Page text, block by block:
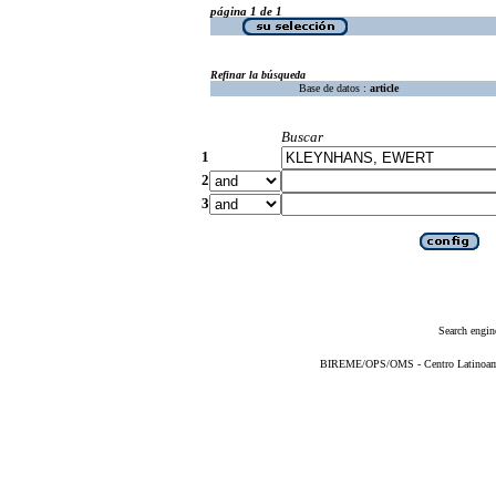
página 1 de 1
Refinar la búsqueda
Base de datos : article
Buscar
1
2
3
Search
BIREME/OPS/OMS - Centro